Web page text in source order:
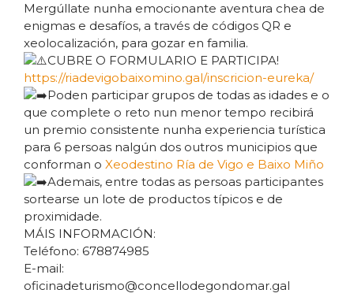
Mergúllate nunha emocionante aventura chea de
enigmas e desafíos, a través de códigos QR e
xeolocalización, para gozar en familia.
CUBRE O FORMULARIO E PARTICIPA!
https://riadevigobaixomino.gal/inscricion-eureka/
Poden participar grupos de todas as idades e o
que complete o reto nun menor tempo recibirá
un premio consistente nunha experiencia turística
para 6 persoas nalgún dos outros municipios que
conforman o Xeodestino Ría de Vigo e Baixo Miño
Ademais, entre todas as persoas participantes
sortearse un lote de productos típicos e de
proximidade.
MÁIS INFORMACIÓN:
Teléfono: 678874985
E-mail:
oficinadeturismo@concellodegondomar.gal